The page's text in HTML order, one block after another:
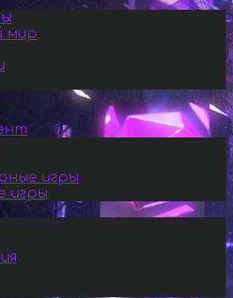
мир
игры
игры